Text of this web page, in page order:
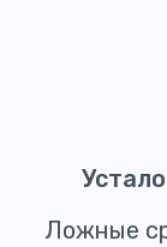
Ложные